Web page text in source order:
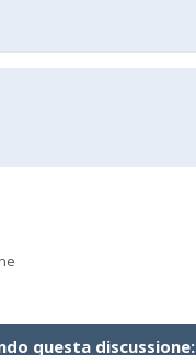
questa discussione: